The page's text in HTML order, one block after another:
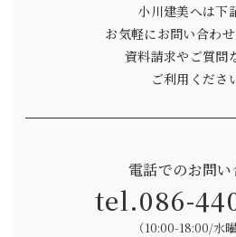
小川建美へは下
お気軽にお問い合わせ
資料請求やご質問
ご利用くださ
電話でのお問い
tel.086-
（10:00-18:00/水